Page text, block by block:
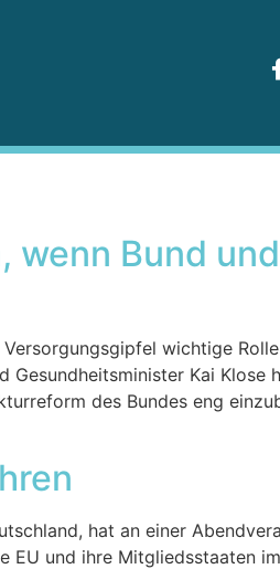
wenn Bund
wichtige
Kai Klose
des Bundes eng
hat an einer
und ihre Mitgliedsstaaten